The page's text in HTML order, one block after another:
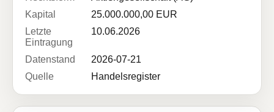
Kapital
25.000.000,00 EUR
Letzte
Eintragung
10.06.2026
Datenstand
2026-07-21
Quelle
Handelsregister